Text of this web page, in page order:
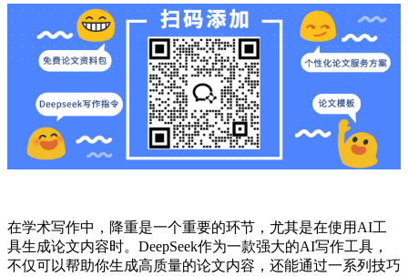
在学术写作中，降重是一个重要的环节，尤其是在使用AI工
具生成论文内容时。DeepSeek作为一款强大的AI写作工具，
不仅可以帮助你生成高质量的论文内容，还能通过一系列技巧